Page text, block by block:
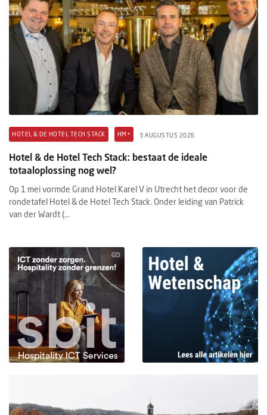
HOTEL & DE HOTEL TECH STACK HM+ 3 AUGUSTUS 2026
Hotel & de Hotel Tech Stack: bestaat de ideale
totaaloplossing nog wel?
Op 1 mei vormde Grand Hotel Karel V in Utrecht het decor voor de
rondetafel Hotel & de Hotel Tech Stack. Onder leiding van Patrick
van der Wardt (...